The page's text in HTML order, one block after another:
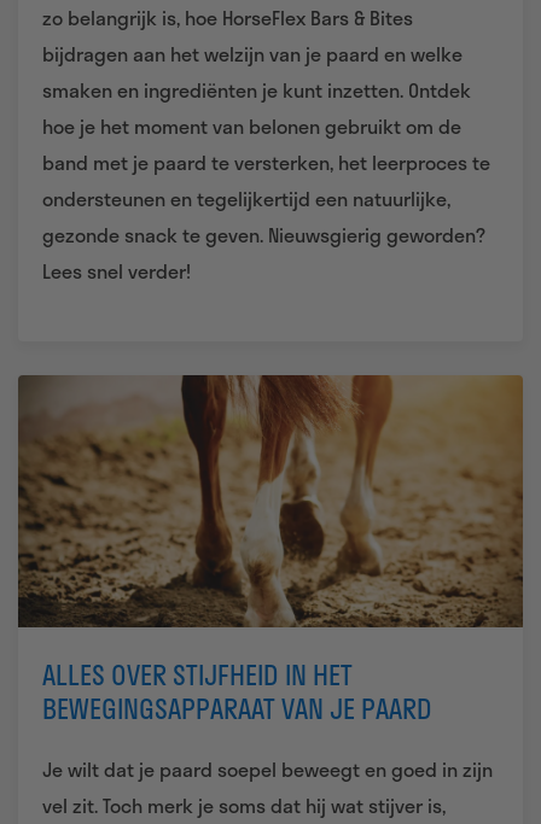
zo belangrijk is, hoe HorseFlex Bars & Bites
bijdragen aan het welzijn van je paard en welke
smaken en ingrediënten je kunt inzetten. Ontdek
hoe je het moment van belonen gebruikt om de
band met je paard te versterken, het leerproces te
ondersteunen en tegelijkertijd een natuurlijke,
gezonde snack te geven. Nieuwsgierig geworden?
Lees snel verder!
ALLES OVER STIJFHEID IN HET
BEWEGINGSAPPARAAT VAN JE PAARD
Je wilt dat je paard soepel beweegt en goed in zijn
vel zit. Toch merk je soms dat hij wat stijver is,